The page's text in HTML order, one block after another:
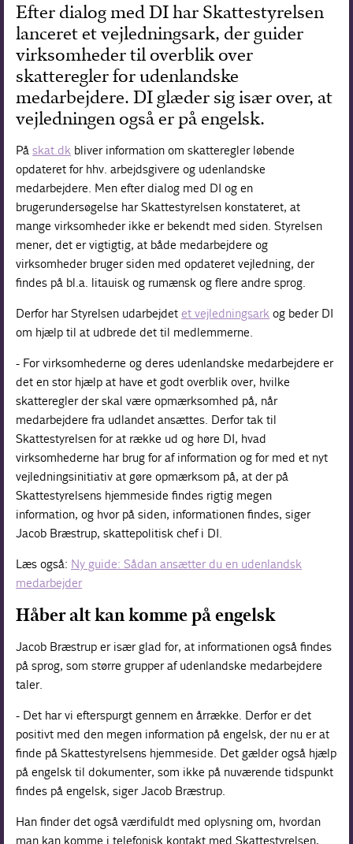
Efter dialog med DI har Skattestyrelsen
lanceret et vejledningsark, der guider
virksomheder til overblik over
skatteregler for udenlandske
medarbejdere. DI glæder sig især over, at
vejledningen også er på engelsk.
Påskat.dk bliver information om skatteregler løbende
opdateret for hhv. arbejdsgivere og udenlandske
medarbejdere. Men efter dialog med DI og en
brugerundersøgelse har Skattestyrelsen konstateret, at
mange virksomheder ikke er bekendt med siden. Styrelsen
mener, det er vigtigtig, at både medarbejdere og
virksomheder bruger siden med opdateret vejledning, der
findes på bl.a. litauisk og rumænsk og flere andre sprog.
Derfor har Styrelsen udarbejdetet vejledningsark og beder DI
om hjælp til at udbrede det til medlemmerne.
- For virksomhederne og deres udenlandske medarbejdere er
det en stor hjælp at have et godt overblik over, hvilke
skatteregler der skal være opmærksomhed på, når
medarbejdere fra udlandet ansættes. Derfor tak til
Skattestyrelsen for at række ud og høre DI, hvad
virksomhederne har brug for af information og for med et nyt
vejledningsinitiativ at gøre opmærksom på, at der på
Skattestyrelsens hjemmeside findes rigtig megen
information, og hvor på siden, informationen findes, siger
Jacob Bræstrup, skattepolitisk chef i DI.
Læs også: Ny guide: Sådan ansætter du en udenlandsk
medarbejder
Håber alt kan komme på engelsk
Jacob Bræstrup er især glad for, at informationen også findes
på sprog, som større grupper af udenlandske medarbejdere
taler.
- Det har vi efterspurgt gennem en årrække. Derfor er det
positivt med den megen information på engelsk, der nu er at
finde på Skattestyrelsens hjemmeside. Det gælder også hjælp
på engelsk til dokumenter, som ikke på nuværende tidspunkt
findes på engelsk, siger Jacob Bræstrup.
Han finder det også værdifuldt med oplysning om, hvordan
man kan komme i telefonisk kontakt med Skattestyrelsen,